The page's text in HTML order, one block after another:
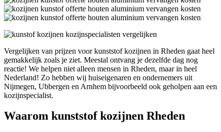
Vergelijken van prijzen voor kunststof kozijnen in Rheden gaat heel
gemakkelijk zoals je ziet. Meestal ontvang je dezelfde dag nog
reactie! We helpen niet alleen mensen in Rheden, maar in heel
Nederland! Zo hebben wij huiseigenaren en ondernemers uit
Nijmegen, Ubbergen en Arnhem bijvoorbeeld ook geholpen aan een
kozijnspecialist.
Waarom kunststof kozijnen Rheden